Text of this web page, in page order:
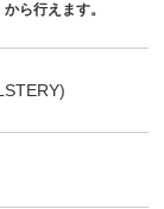
から行えます。